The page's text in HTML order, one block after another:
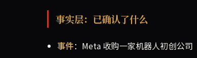
事实层：已确认了什么
事件：Meta 收购一家机器人初创公司